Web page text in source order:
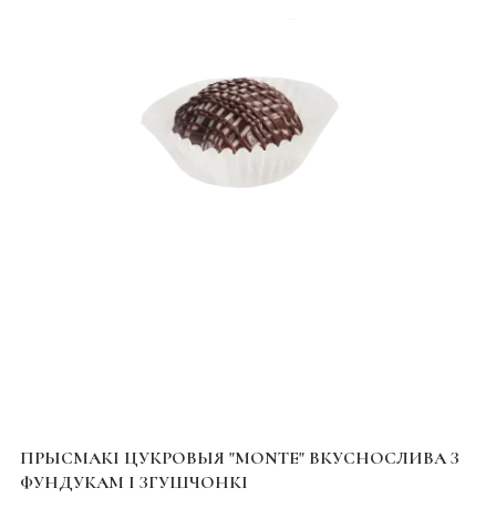
ПРЫСМАКІ ЦУКРОВЫЯ "MONTE" ВКУСНОСЛИВА З
ФУНДУКАМ І ЗГУШЧОНКІ